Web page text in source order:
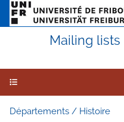
Mailing
Départements / Histoire